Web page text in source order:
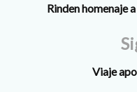
Rinden homenaje
Viaje